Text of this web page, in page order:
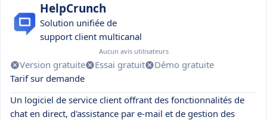
HelpCrunch
Solution unifiée de
support client multicanal
Aucun avis utilisateurs
Version gratuite Essai gratuit
Démo gratuite
Tarif sur demande
Un logiciel de service client offrant des fonctionnalités de
chat en direct, d'assistance par e-mail et de gestion des